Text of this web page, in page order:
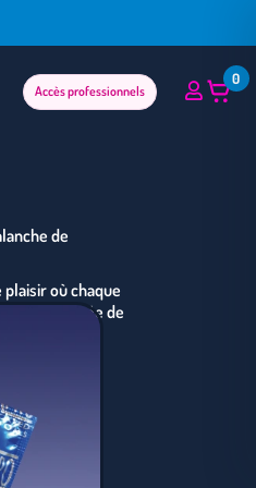
Accès professionnels
0
de
où chaque
ornée de